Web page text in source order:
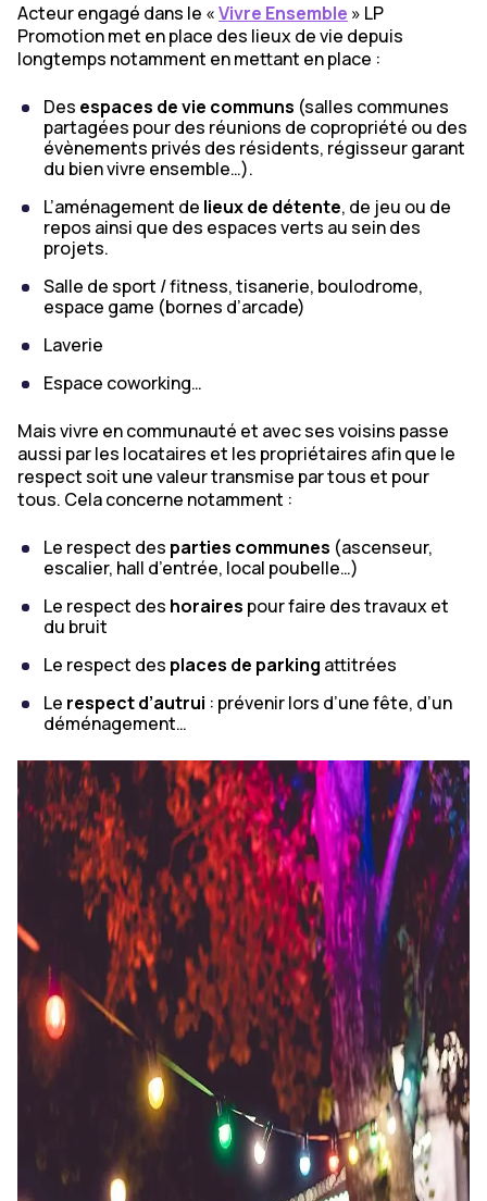
Acteur engagé dans le «Vivre Ensemble » LP
Promotion met en place des lieux de vie depuis
longtemps notamment en mettant en place :
Des espaces de vie communs (salles communes
partagées pour des réunions de copropriété ou des
évènements privés des résidents, régisseur garant
du bien vivre ensemble…).
L’aménagement de lieux de détente, de jeu ou de
repos ainsi que des espaces verts au sein des
projets.
Salle de sport / fitness, tisanerie, boulodrome,
espace game (bornes d’arcade)
Laverie
Espace coworking…
Mais vivre en communauté et avec ses voisins passe
aussi par les locataires et les propriétaires afin que le
respect soit une valeur transmise par tous et pour
tous. Cela concerne notamment :
Le respect des parties communes (ascenseur,
escalier, hall d’entrée, local poubelle…)
Le respect des horaires pour faire des travaux et
du bruit
Le respect des places de parking attitrées
Le respect d’autrui : prévenir lors d’une fête, d’un
déménagement…